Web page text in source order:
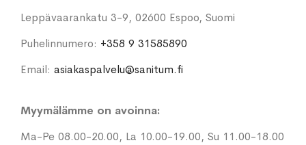
Leppävaarankatu 3-9, 02600 Espoo, Suomi
Puhelinnumero: +358 9 31585890
Email: asiakaspalvelu@sanitum.fi
Myymälämme on avoinna:
Ma-Pe 08.00-20.00, La 10.00-19.00, Su 11.00-18.00